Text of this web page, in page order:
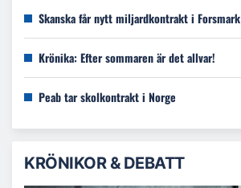
Skanska får nytt miljardkontrakt i Forsmark
Krönika: Efter sommaren är det allvar!
Peab tar skolkontrakt i Norge
KRÖNIKOR & DEBATT